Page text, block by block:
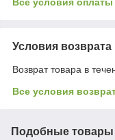
Условия возврата
Возврат товара в
Все условия
Подобные товары